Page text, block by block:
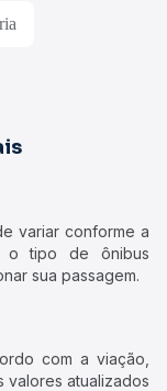
variar conforme a
o tipo de ônibus
sua passagem.
com a viação,
valores atualizados